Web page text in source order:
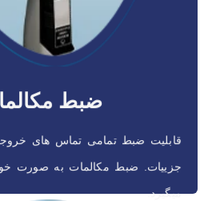
ضبط
قابلیت ضبط تمامی تماس های
جزییات. ضبط مکالمات به صورت
میگیرد.
ضبط مکالمات یکی از ویژگی های
و بهبود عملکرد کارکنان شرکت